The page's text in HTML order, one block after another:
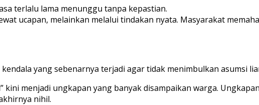
terlalu lama menunggu tanpa kepastian.
ucapan, melainkan melalui tindakan nyata. Masyarakat
yang sebenarnya terjadi agar tidak menimbulkan asumsi
menjadi ungkapan yang banyak disampaikan warga.
nihil.